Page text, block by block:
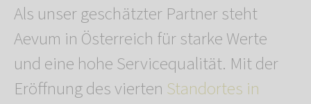
Als unser geschätzter Partner steht
Aevum in Österreich für starke Werte
und eine hohe Servicequalität. Mit der
Eröffnung des vierten Standortes in